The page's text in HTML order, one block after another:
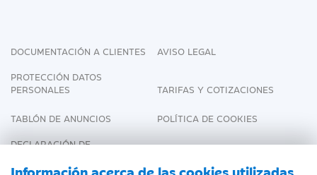
DOCUMENTACIÓN A CLIENTES
AVISO LEGAL
PROTECCIÓN DATOS
PERSONALES
TARIFAS Y COTIZACIONES
TABLÓN DE ANUNCIOS
POLÍTICA DE COOKIES
DECLARACIÓN DE